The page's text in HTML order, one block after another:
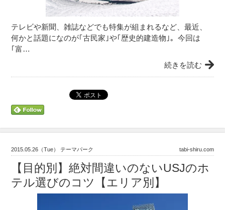
テレビや新聞、雑誌などでも特集が組まれるなど、最近、
何かと話題になのが｢古民家｣や｢歴史的建造物｣。今回は
｢富…
続きを読む
2015.05.26（Tue） テーマパーク tabi-shiru.com
【目的別】絶対間違いのないUSJのホ
テル選びのコツ【エリア別】